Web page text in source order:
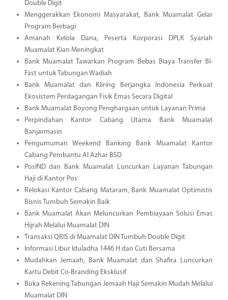
Double Digit
Menggerakkan Ekonomi Masyarakat, Bank Muamalat Gelar
Program Berbagi
Amanah Kelola Dana, Peserta Korporasi DPLK Syariah
Muamalat Kian Meningkat
Bank Muamalat Tawarkan Program Bebas Biaya Transfer BI-
Fast untuk Tabungan Wadiah
Bank Muamalat dan Kliring Berjangka Indonesia Perkuat
Ekosistem Perdagangan Fisik Emas Secara Digital
Bank Muamalat Boyong Penghargaan untuk Layanan Prima
Perpindahan Kantor Cabang Utama Bank Muamalat
Banjarmasin
Pengumuman Weekend Banking Bank Muamalat Kantor
Cabang Pembantu Al Azhar BSD
PosIND dan Bank Muamalat Luncurkan Layanan Tabungan
Haji di Kantor Pos
Relokasi Kantor Cabang Mataram, Bank Muamalat Optimistis
Bisnis Tumbuh Semakin Baik
Bank Muamalat Akan Meluncurkan Pembiayaan Solusi Emas
Hijrah Melalui Muamalat DIN
Transaksi QRIS di Muamalat DIN Tumbuh Double Digit
Informasi Libur Iduladha 1446 H dan Cuti Bersama
Mudahkan Jemaah, Bank Muamalat dan Shafira Luncurkan
Kartu Debit Co-Branding Eksklusif
Buka Rekening Tabungan Jemaah Haji Semakin Mudah Melalui
Muamalat DIN